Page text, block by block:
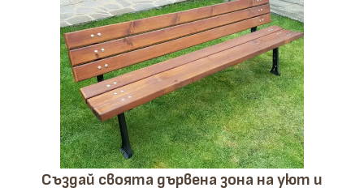
Създай своята дървена зона на уют и